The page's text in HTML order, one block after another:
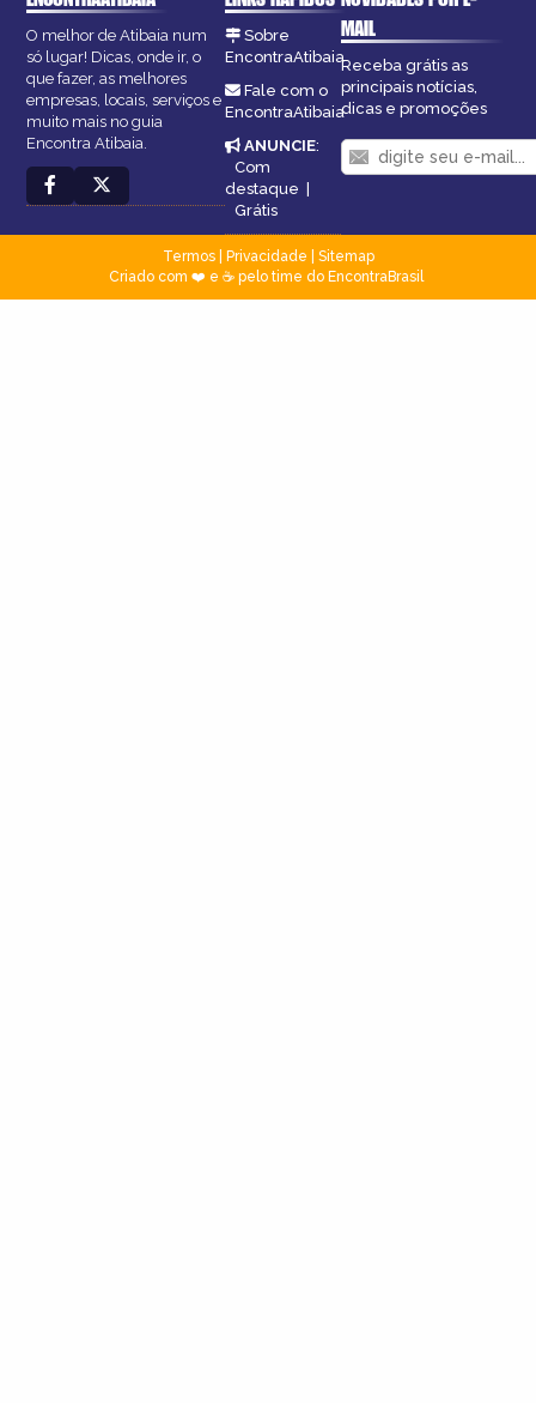
O melhor de Atibaia num
só lugar! Dicas, onde ir, o
que fazer, as melhores
empresas, locais, serviços e
muito mais no guia
Encontra Atibaia.
Sobre
EncontraAtibaia
Fale com o
EncontraAtibaia
ANUNCIE:
Com
destaque |
Grátis
MAIL
Receba grátis as
principais notícias,
dicas e promoções
Termos| Privacidade
Sitemap
Criado com ❤️ e ☕ pelo time do EncontraBrasil